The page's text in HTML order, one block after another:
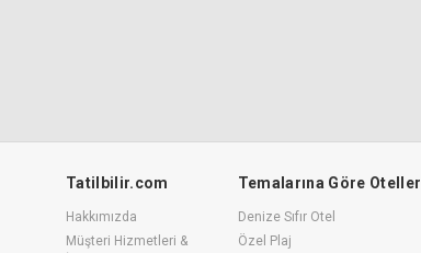
Tatilbilir.com
Hakkımızda
Müşteri Hizmetleri &
Temalarına Göre Oteller
Denize Sıfır Otel
Özel Plaj